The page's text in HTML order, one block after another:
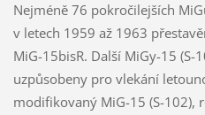
Nejméně 76 pokročilejších
v letech 1959 až 1963
MiG-15bisR. Další MiGy-15 (S-
uzpůsobeny pro vlekání
modifikovaný MiG-15 (S-102),